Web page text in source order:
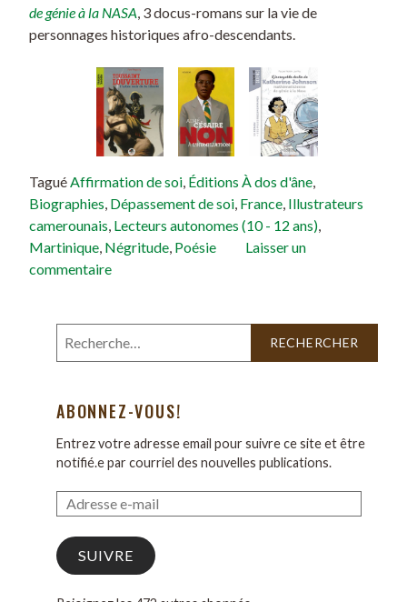
de génie à la NASA , 3 docus-romans sur la vie de
personnages historiques afro-descendants.
TaguéAffirmation de soi, Éditions À dos d'âne,
Biographies, Dépassement de soi, France, Illustrateurs
camerounais, Lecteurs autonomes (10 - 12 ans),
Martinique, Négritude, Poésie
Laisser un
commentaire
ABONNEZ-VOUS!
Entrez votre adresse email pour suivre ce site et être
notifié.e par courriel des nouvelles publications.
SUIVRE